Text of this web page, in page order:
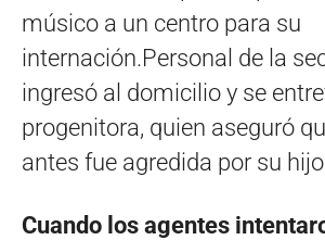
músico a un centro para su
internación.Personal de la
ingresó al domicilio y se
progenitora, quien aseguró
antes fue agredida por su
Cuando los agentes